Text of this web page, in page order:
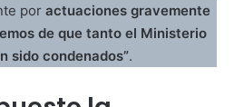
por actuaciones gravemente
de que tanto el Ministerio
sido condenados”.